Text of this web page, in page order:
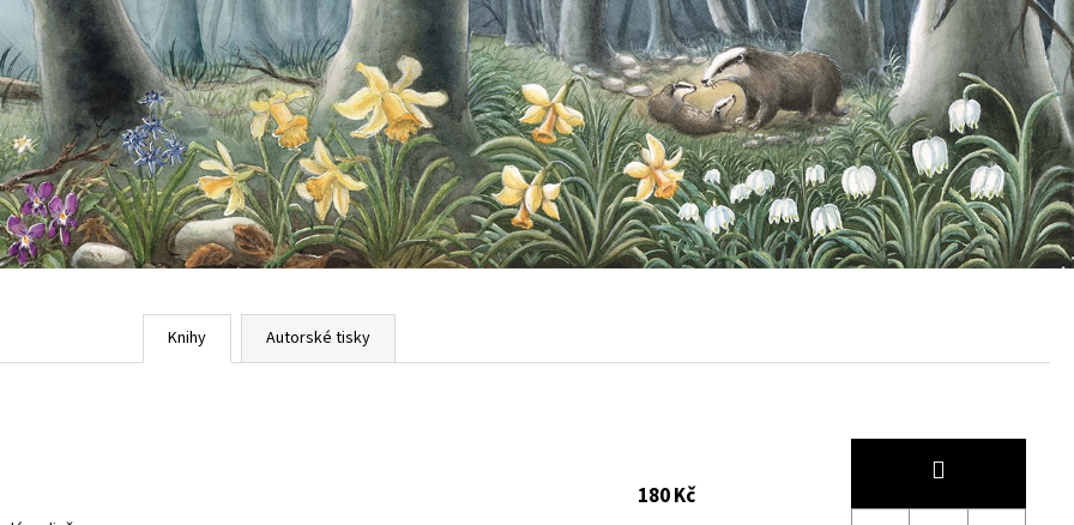
Knihy Autorské tisky
180 Kč